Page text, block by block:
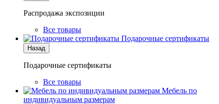
Распродажа экспозиции
Все товары
Подарочные сертификаты
Назад
Подарочные сертификаты
Все товары
Мебель по
индивидуальным размерам